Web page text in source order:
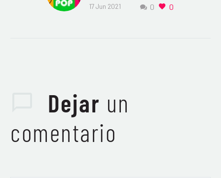
Manuel Sánchez Cada vez
0 0
17 Jun 2021
Dejar un
comentario